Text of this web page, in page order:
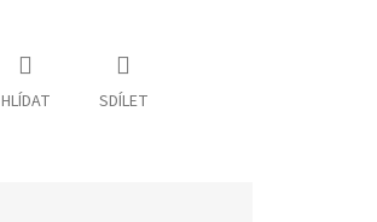
HLÍDAT SDÍLET